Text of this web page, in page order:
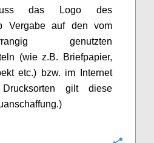
das Logo des
Vergabe auf den vom
genutzten
(wie z.B. Briefpapier,
etc.) bzw. im Internet
gilt diese